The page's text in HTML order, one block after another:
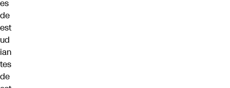
es
de
est
ud
ian
tes
de